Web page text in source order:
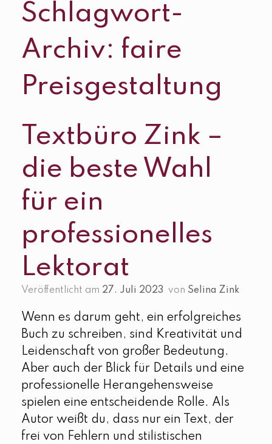
Schlagwort-
Archiv: faire
Preisgestaltung
Textbüro Zink –
die beste Wahl
für ein
professionelles
Lektorat
Veröffentlicht am 27. Juli 2023 von Selina Zink
Wenn es darum geht, ein erfolgreiches
Buch zu schreiben, sind Kreativität und
Leidenschaft von großer Bedeutung.
Aber auch der Blick für Details und eine
professionelle Herangehensweise
spielen eine entscheidende Rolle. Als
Autor weißt du, dass nur ein Text, der
frei von Fehlern und stilistischen